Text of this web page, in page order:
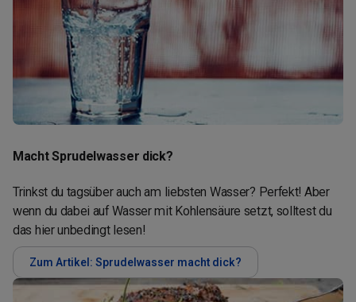
Macht Sprudelwasser dick?
Trinkst du tagsüber auch am liebsten Wasser? Perfekt! Aber
wenn du dabei auf Wasser mit Kohlensäure setzt, solltest du
das hier unbedingt lesen!
Zum Artikel: Sprudelwasser macht dick?